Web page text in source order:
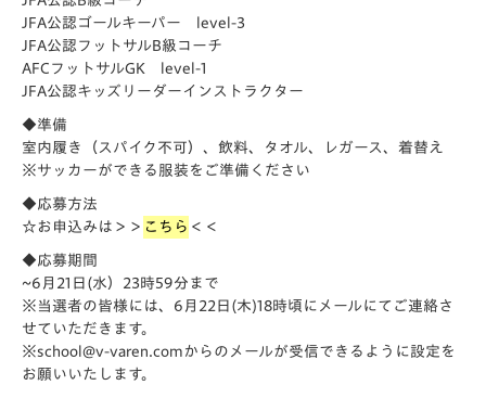
JFA公認ゴールキーパー level-3
JFA公認フットサルB級コーチ
AFCフットサルGK level-1
JFA公認キッズリーダーインストラクター
◆準備
室内履き（スパイク不可）、飲料、タオル、レガース、着替え
※サッカーができる服装をご準備ください
◆応募方法
☆お申込みは ＞＞ こちら ＜＜
◆応募期間
~6月21日(水）23時59分まで
※当選者の皆様には、6月22日(木)18時頃にメールにてご連絡さ
せていただきます。
※school@v-varen.comからのメールが受信できるように設定を
お願いいたします。